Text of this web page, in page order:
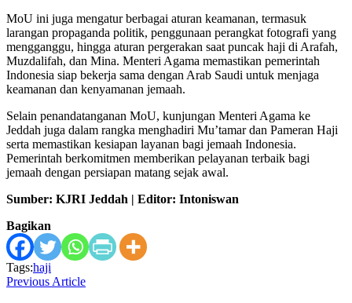
MoU ini juga mengatur berbagai aturan keamanan, termasuk
larangan propaganda politik, penggunaan perangkat fotografi yang
mengganggu, hingga aturan pergerakan saat puncak haji di Arafah,
Muzdalifah, dan Mina. Menteri Agama memastikan pemerintah
Indonesia siap bekerja sama dengan Arab Saudi untuk menjaga
keamanan dan kenyamanan jemaah.
Selain penandatanganan MoU, kunjungan Menteri Agama ke
Jeddah juga dalam rangka menghadiri Mu’tamar dan Pameran Haji
serta memastikan kesiapan layanan bagi jemaah Indonesia.
Pemerintah berkomitmen memberikan pelayanan terbaik bagi
jemaah dengan persiapan matang sejak awal.
Sumber: KJRI Jeddah | Editor: Intoniswan
Bagikan
Tags:haji
Previous Article